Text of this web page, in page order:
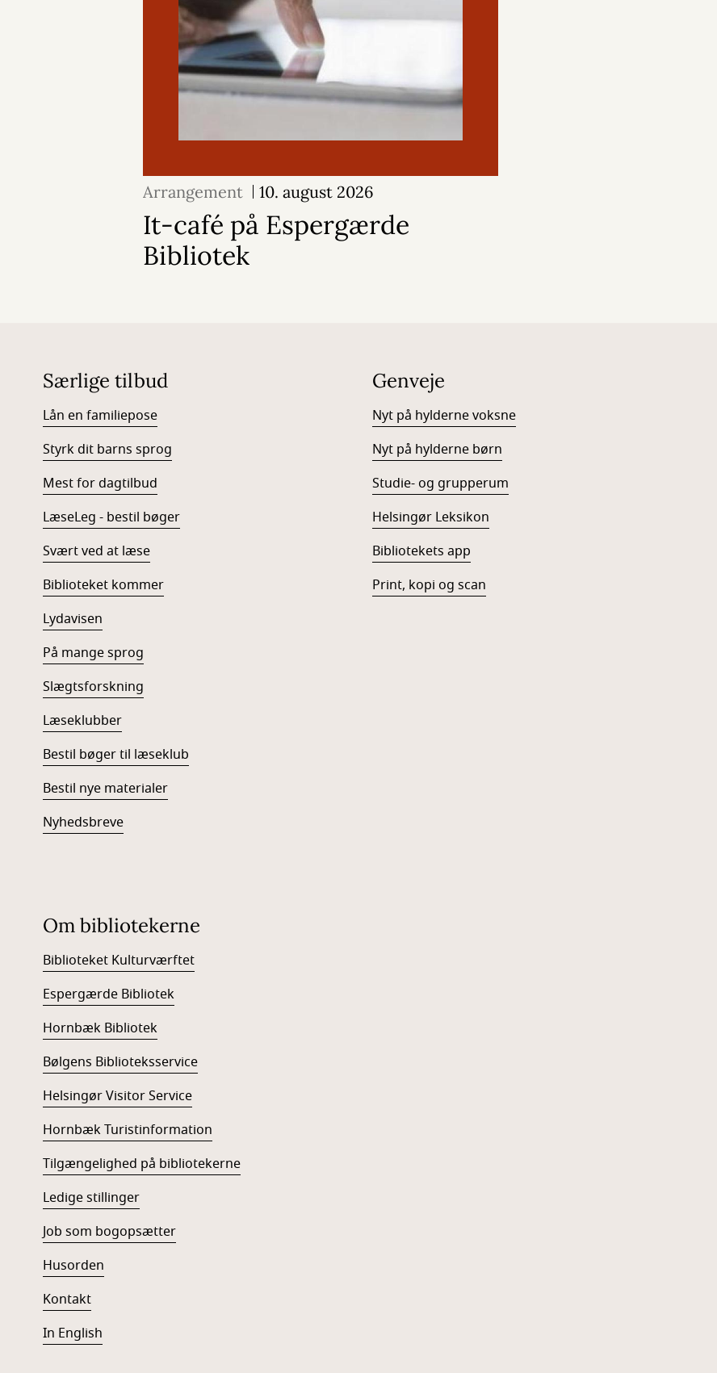
Arrangement 10. august 2026
It-café på Espergærde
Bibliotek
Særlige tilbud
Lån en familiepose
Styrk dit barns sprog
Mest for dagtilbud
LæseLeg - bestil bøger
Svært ved at læse
Biblioteket kommer
Lydavisen
På mange sprog
Slægtsforskning
Læseklubber
Bestil bøger til læseklub
Bestil nye materialer
Nyhedsbreve
Genveje
Nyt på hylderne voksne
Nyt på hylderne børn
Studie- og grupperum
Helsingør Leksikon
Bibliotekets app
Print, kopi og scan
Om bibliotekerne
Biblioteket Kulturværftet
Espergærde Bibliotek
Hornbæk Bibliotek
Bølgens Biblioteksservice
Helsingør Visitor Service
Hornbæk Turistinformation
Tilgængelighed på bibliotekerne
Ledige stillinger
Job som bogopsætter
Husorden
Kontakt
In English